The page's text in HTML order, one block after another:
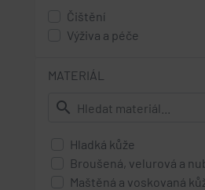
Čištění
Výživa a péče
MATERIÁL
search
Hladká kůže
Broušená, velurová a
Maštěná a voskovaná